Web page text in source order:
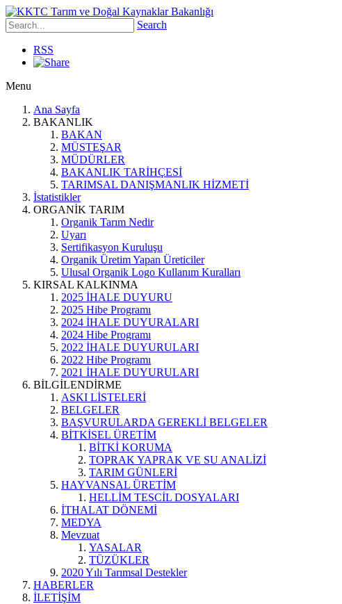
Search
RSS
Menu
Ana Sayfa
BAKANLIK
BAKAN
MÜSTEŞAR
MÜDÜRLER
BAKANLIK TARİHÇESİ
TARIMSAL DANIŞMANLIK HİZMETİ
İstatistikler
ORGANİK TARIM
Organik Tarım Nedir
Uyarı
Sertifikasyon Kuruluşu
Organik Üretim Yapan Üreticiler
Ulusal Organik Logo Kullanım Kuralları
KIRSAL KALKINMA
2025 İHALE DUYURU
2025 Hibe Programı
2024 İHALE DUYURALARI
2024 Hibe Programı
2022 İHALE DUYURULARI
2022 Hibe Programı
2021 İHALE DUYURULARI
BİLGİLENDİRME
ASKI LİSTELERİ
BELGELER
BAŞVURULARDA GEREKLİ BELGELER
BİTKİSEL ÜRETİM
BİTKİ KORUMA
TOPRAK YAPRAK VE SU ANALİZİ
TARIM GÜNLERİ
HAYVANSAL ÜRETİM
HELLİM TESCİL DOSYALARI
İTHALAT DÖNEMİ
MEDYA
Mevzuat
YASALAR
TÜZÜKLER
2020 Yılı Tarımsal Destekler
HABERLER
İLETİŞİM